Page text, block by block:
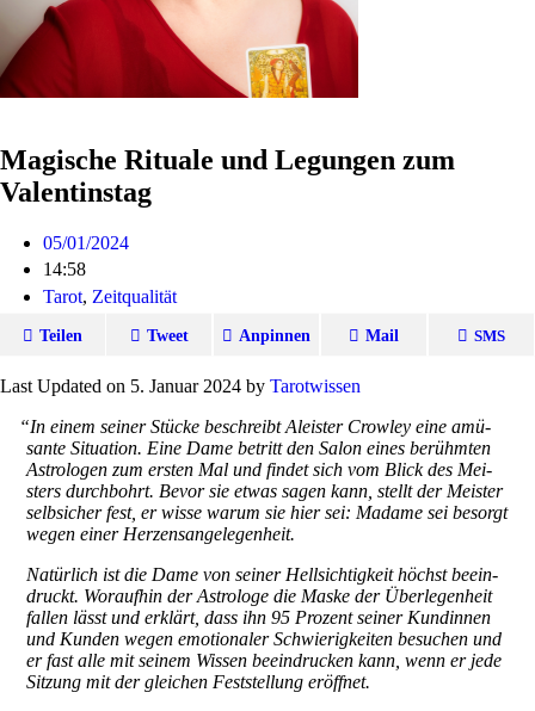
Magische Rituale und Legungen zum
Valentinstag
05/01/2024
14:58
Tarot, Zeitqualität
Teilen Tweet Anpinnen Mail SMS
Last Updated on 5. Januar 2024 by Tarot­wissen
“In einem seiner Stücke beschreibt Alei­ster Crowley eine amü­
sante Situa­tion. Eine Dame betritt den Salon eines berühmten
Astro­logen zum ersten Mal und findet sich vom Blick des Mei­
sters durch­bohrt. Bevor sie etwas sagen kann, stellt der Mei­ster
selb­si­cher fest, er wisse warum sie hier sei: Madame sei besorgt
wegen einer Herzensangelegenheit.
Natür­lich ist die Dame von seiner Hell­sich­tig­keit höchst beein­
druckt. Wor­aufhin der Astro­loge die Maske der Über­le­gen­heit
fallen lässt und erklärt, dass ihn 95 Pro­zent seiner Kun­dinnen
und Kunden wegen emo­tio­naler Schwie­rig­keiten besu­chen und
er fast alle mit seinem Wissen beein­drucken kann, wenn er jede
Sit­zung mit der glei­chen Fest­stel­lung eröffnet.